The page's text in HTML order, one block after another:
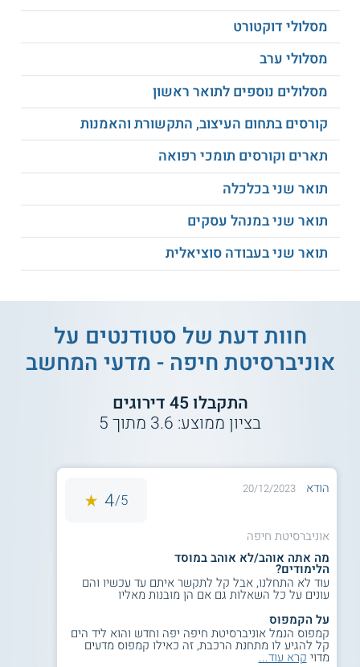
מסלולי דוקטורט
מסלולי ערב
מסלולים נוספים לתואר ראשון
קורסים בתחום העיצוב, התקשורת והאמנות
תארים וקורסים תומכי רפואה
תואר שני בכלכלה
תואר שני במנהל עסקים
תואר שני בעבודה סוציאלית
חוות דעת של סטודנטים על
אוניברסיטת חיפה - מדעי המחשב
התקבלו45דירוגים
בציון ממוצע: 3.6 מתוך5
הודא 20/12/2023
5/
4
אוניברסיטת חיפה
מה אתה אוהב/לא אוהב במוסד
הלימודים?
עוד לא התחלנו, אבל קל לתקשר איתם עד עכשיו והם
עונים על כל השאלות גם אם הן מובנות מאליו
על הקמפוס
קמפוס הנמל אוניברסיטת חיפה יפה וחדש והוא ליד הים
קל להגיע לו מתחנת הרכבת, זה כאילו קמפוס מדעים
מדוי קרא עוד...